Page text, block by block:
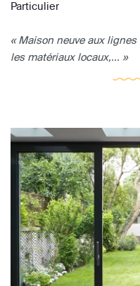
Particulier
« Maison neuve aux
les matériaux locaux,... »